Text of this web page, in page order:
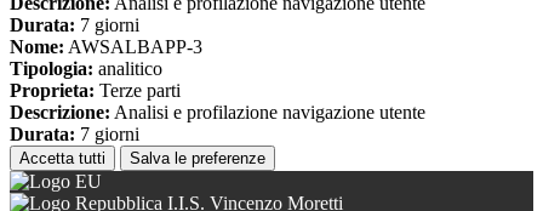
Durata: 7 giorni
Nome: AWSALBAPP-3
Tipologia: analitico
Proprieta: Terze parti
Descrizione: Analisi e profilazione navigazione utente
Durata: 7 giorni
Accetta tutti Salva le preferenze
I.I.S. Vincenzo Moretti